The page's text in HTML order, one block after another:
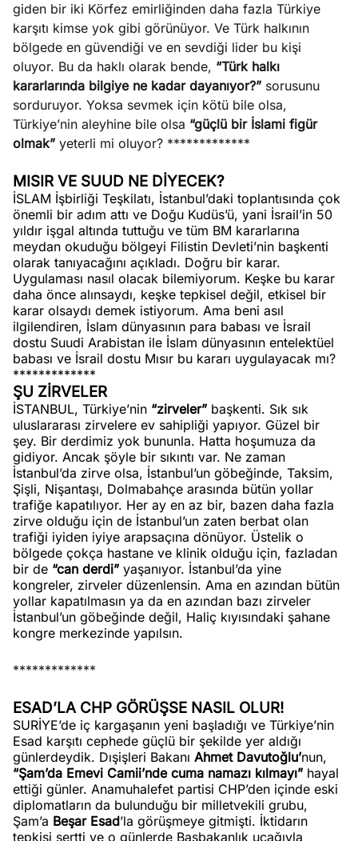
giden bir iki Körfez emirliğinden daha fazla Türkiye
karşıtı kimse yok gibi görünüyor. Ve Türk halkının
bölgede en güvendiği ve en sevdiği lider bu kişi
oluyor. Bu da haklı olarak bende, “Türk halkı
kararlarında bilgiye ne kadar dayanıyor?” sorusunu
sorduruyor. Yoksa sevmek için kötü bile olsa,
Türkiye’nin aleyhine bile olsa “güçlü bir İslami figür
olmak” yeterli mi oluyor? *************
MISIR VE SUUD NE DİYECEK?
İSLAM İşbirliği Teşkilatı, İstanbul’daki toplantısında çok
önemli bir adım attı ve Doğu Kudüs’ü, yani İsrail’in 50
yıldır işgal altında tuttuğu ve tüm BM kararlarına
meydan okuduğu bölgeyi Filistin Devleti’nin başkenti
olarak tanıyacağını açıkladı. Doğru bir karar.
Uygulaması nasıl olacak bilemiyorum. Keşke bu karar
daha önce alınsaydı, keşke tepkisel değil, etkisel bir
karar olsaydı demek istiyorum. Ama beni asıl
ilgilendiren, İslam dünyasının para babası ve İsrail
dostu Suudi Arabistan ile İslam dünyasının entelektüel
babası ve İsrail dostu Mısır bu kararı uygulayacak mı?
*************
ŞU ZİRVELER
İSTANBUL, Türkiye’nin “zirveler” başkenti. Sık sık
uluslararası zirvelere ev sahipliği yapıyor. Güzel bir
şey. Bir derdimiz yok bununla. Hatta hoşumuza da
gidiyor. Ancak şöyle bir sıkıntı var. Ne zaman
İstanbul’da zirve olsa, İstanbul’un göbeğinde, Taksim,
Şişli, Nişantaşı, Dolmabahçe arasında bütün yollar
trafiğe kapatılıyor. Her ay en az bir, bazen daha fazla
zirve olduğu için de İstanbul’un zaten berbat olan
trafiği iyiden iyiye arapsaçına dönüyor. Üstelik o
bölgede çokça hastane ve klinik olduğu için, fazladan
bir de “can derdi” yaşanıyor. İstanbul’da yine
kongreler, zirveler düzenlensin. Ama en azından bütün
yollar kapatılmasın ya da en azından bazı zirveler
İstanbul’un göbeğinde değil, Haliç kıyısındaki şahane
kongre merkezinde yapılsın.
*************
ESAD’LA CHP GÖRÜŞSE NASIL OLUR!
SURİYE’de iç kargaşanın yeni başladığı ve Türkiye’nin
Esad karşıtı cephede güçlü bir şekilde yer aldığı
günlerdeydik. Dışişleri Bakanı Ahmet Davutoğlu’nun,
“Şam’da Emevi Camii’nde cuma namazı kılmayı” hayal
ettiği günler. Anamuhalefet partisi CHP’den içinde eski
diplomatların da bulunduğu bir milletvekili grubu,
Şam’a Beşar Esad’la görüşmeye gitmişti. İktidarın
tepkisi sertti ve o günlerde Başbakanlık uçağıyla